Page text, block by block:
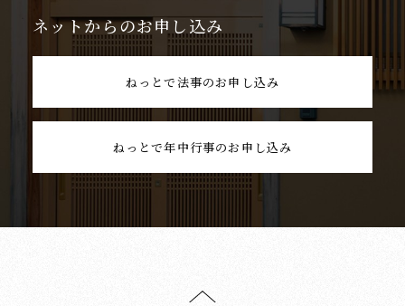
ネットからのお申し込み
ねっとで法事のお申し込み
ねっとで年中行事のお申し込み